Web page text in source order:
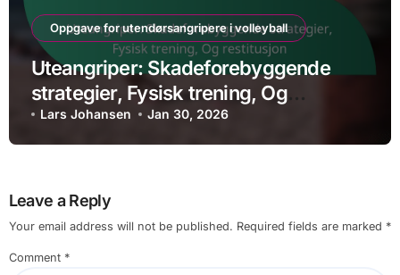
Oppgave for utendørsangripere i volleyball
Uteangriper: Skadeforebyggende
strategier, Fysisk trening, Og
restitusjon
Lars Johansen Jan 30, 2026
Leave a Reply
Your email address will not be published. Required fields are marked *
Comment *